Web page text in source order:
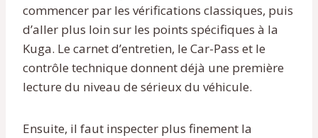
commencer par les vérifications classiques, puis
d’aller plus loin sur les points spécifiques à la
Kuga. Le carnet d’entretien, le Car-Pass et le
contrôle technique donnent déjà une première
lecture du niveau de sérieux du véhicule.
Ensuite, il faut inspecter plus finement la